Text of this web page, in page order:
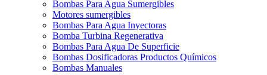
Bombas Para Agua Sumergibles
Motores sumergibles
Bombas Para Agua Inyectoras
Bomba Turbina Regenerativa
Bombas Para Agua De Superficie
Bombas Dosificadoras Productos Químicos
Bombas Manuales